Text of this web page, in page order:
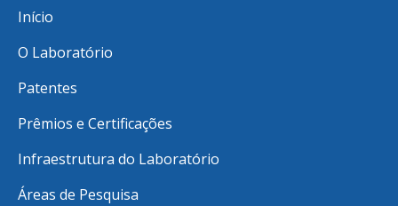
Início
O Laboratório
Patentes
Prêmios e Certificações
Infraestrutura do Laboratório
Áreas de Pesquisa